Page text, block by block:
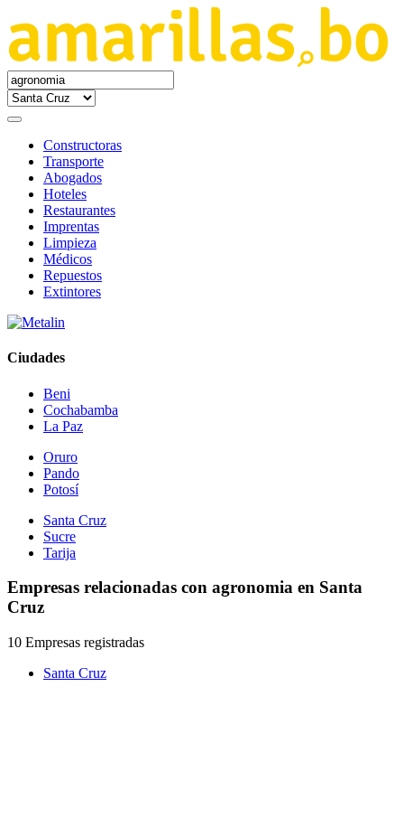
Constructoras
Transporte
Abogados
Hoteles
Restaurantes
Imprentas
Limpieza
Médicos
Repuestos
Extintores
Ciudades
Beni
Cochabamba
La Paz
Oruro
Pando
Potosí
Santa Cruz
Sucre
Tarija
Empresas relacionadas con agronomia en Santa
Cruz
10 Empresas registradas
Santa Cruz